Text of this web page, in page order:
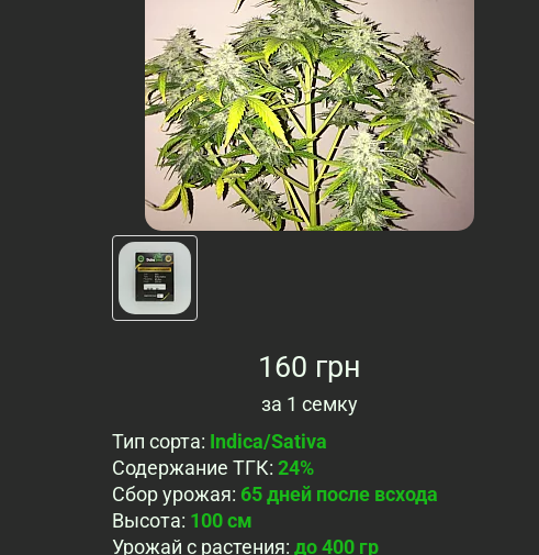
160 грн
за 1 семку
Тип сорта: Indica/Sativa
Содержание ТГК: 24%
Сбор урожая: 65 дней после всхода
Высота: 100 см
Урожай с растения: до 400 гр